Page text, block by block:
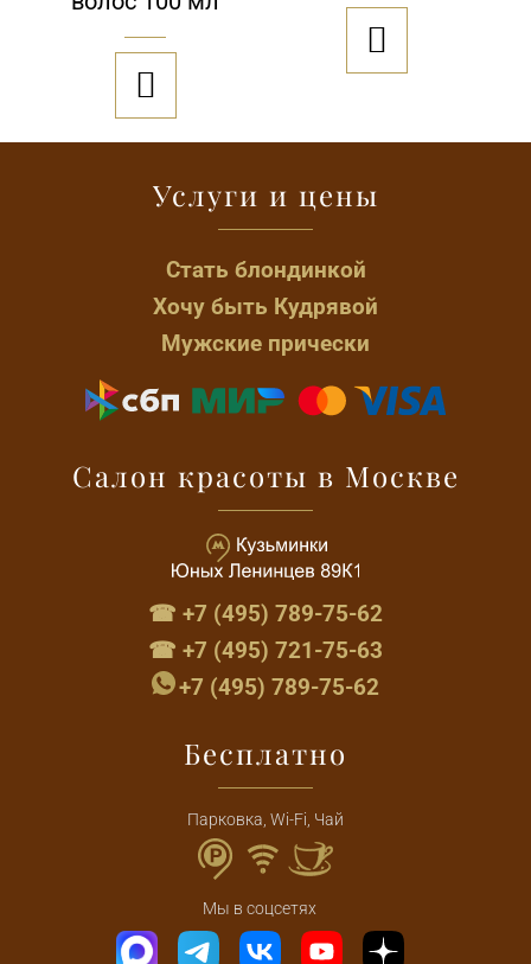


Услуги и цены
Стать блондинкой
Хочу быть Кудрявой
Мужские прически
Салон красоты в Москве
☎ +7 (495) 789-75-62
☎ +7 (495) 721-75-63
+7 (495) 789-75-62
Бесплатно
Парковка, Wi-Fi, Чай
Мы в соцсетях